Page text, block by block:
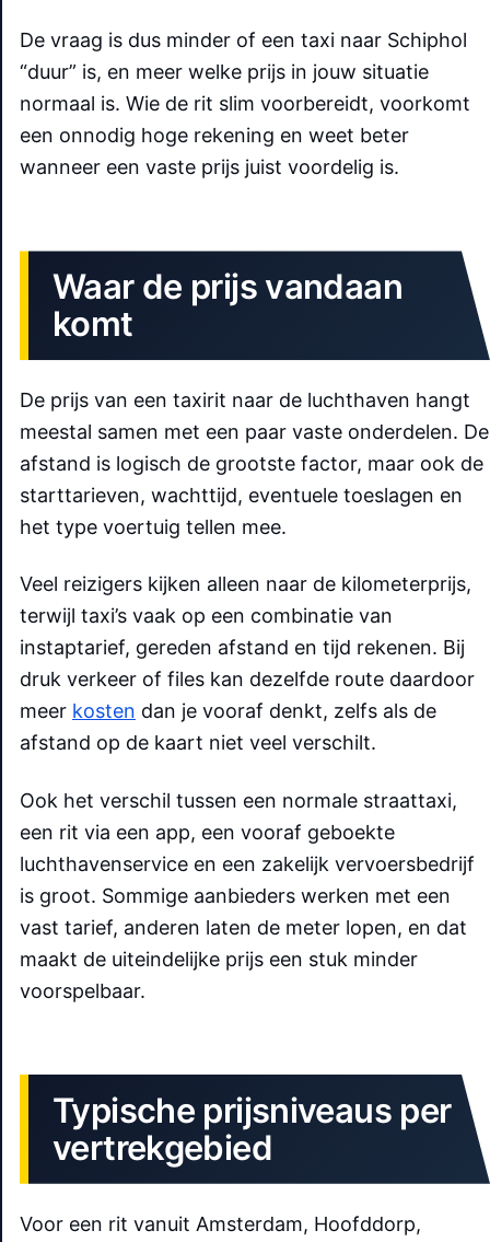
De vraag is dus minder of een taxi naar Schiphol
“duur” is, en meer welke prijs in jouw situatie
normaal is. Wie de rit slim voorbereidt, voorkomt
een onnodig hoge rekening en weet beter
wanneer een vaste prijs juist voordelig is.
Waar de prijs vandaan
komt
De prijs van een taxirit naar de luchthaven hangt
meestal samen met een paar vaste onderdelen. De
afstand is logisch de grootste factor, maar ook de
starttarieven, wachttijd, eventuele toeslagen en
het type voertuig tellen mee.
Veel reizigers kijken alleen naar de kilometerprijs,
terwijl taxi’s vaak op een combinatie van
instaptarief, gereden afstand en tijd rekenen. Bij
druk verkeer of files kan dezelfde route daardoor
meer kosten dan je vooraf denkt, zelfs als de
afstand op de kaart niet veel verschilt.
Ook het verschil tussen een normale straattaxi,
een rit via een app, een vooraf geboekte
luchthavenservice en een zakelijk vervoersbedrijf
is groot. Sommige aanbieders werken met een
vast tarief, anderen laten de meter lopen, en dat
maakt de uiteindelijke prijs een stuk minder
voorspelbaar.
Typische prijsniveaus per
vertrekgebied
Voor een rit vanuit Amsterdam, Hoofddorp,